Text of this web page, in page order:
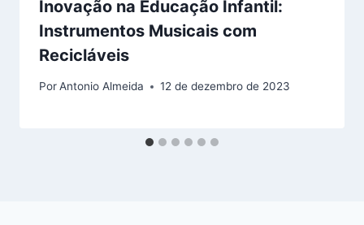
Inovação na Educação Infantil:
Instrumentos Musicais com
Recicláveis
PorAntonio Almeida 12 de dezembro de 2023